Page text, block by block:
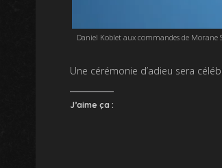
Daniel Koblet aux commandes de Morane
Une cérémonie d’adieu sera
J’aime ça :